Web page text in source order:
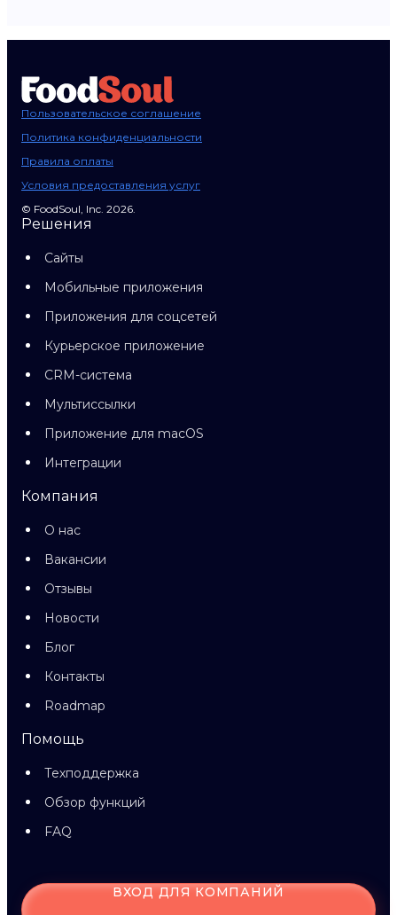
Пользовательское соглашение
Политика конфиденциальности
Правила оплаты
Условия предоставления услуг
© FoodSoul, Inc. 2026.
Решения
Сайты
Мобильные приложения
Приложения для соцсетей
Курьерское приложение
CRM-система
Мультиссылки
Приложение для macOS
Интеграции
Компания
О нас
Вакансии
Отзывы
Новости
Блог
Контакты
Roadmap
Помощь
Техподдержка
Обзор функций
FAQ
ВХОД ДЛЯ КОМПАНИЙ